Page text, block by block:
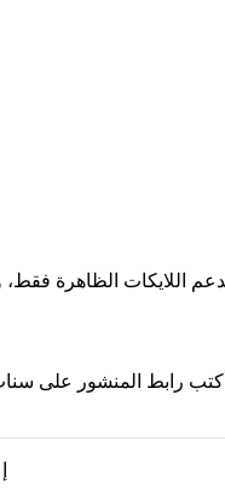
أكتب رابط المنشور على